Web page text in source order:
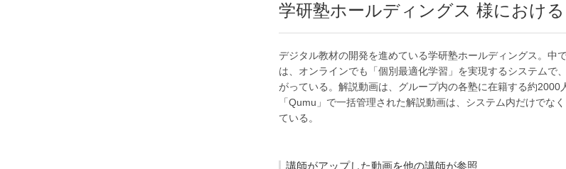
学研塾ホールディングス 様におけ
デジタル教材の開発を進めている学研塾ホールディングス。中
は、オンラインでも「個別最適化学習」を実現するシステム
がっている。解説動画は、グループ内の各塾に在籍する約
「Qumu」で一括管理された解説動画は、システム内だけで
ている。
講師がアップした動画を他の講師が参照